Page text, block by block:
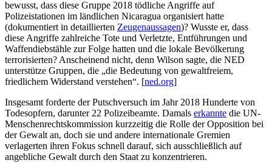
bewusst, dass diese Gruppe 2018 tödliche Angriffe auf
Polizeistationen im ländlichen Nicaragua organisiert hatte
(dokumentiert in detaillierten Zeugenaussagen)? Wusste er, dass
diese Angriffe zahlreiche Tote und Verletzte, Entführungen und
Waffendiebstähle zur Folge hatten und die lokale Bevölkerung
terrorisierten? Anscheinend nicht, denn Wilson sagte, die NED
unterstütze Gruppen, die „die Bedeutung von gewaltfreiem,
friedlichem Widerstand verstehen“. [ned.org]
Insgesamt forderte der Putschversuch im Jahr 2018 Hunderte von
Todesopfern, darunter 22 Polizeibeamte. Damals erkannte die UN-
Menschenrechtskommission kurzzeitig die Rolle der Opposition bei
der Gewalt an, doch sie und andere internationale Gremien
verlagerten ihren Fokus schnell darauf, sich ausschließlich auf
angebliche Gewalt durch den Staat zu konzentrieren.